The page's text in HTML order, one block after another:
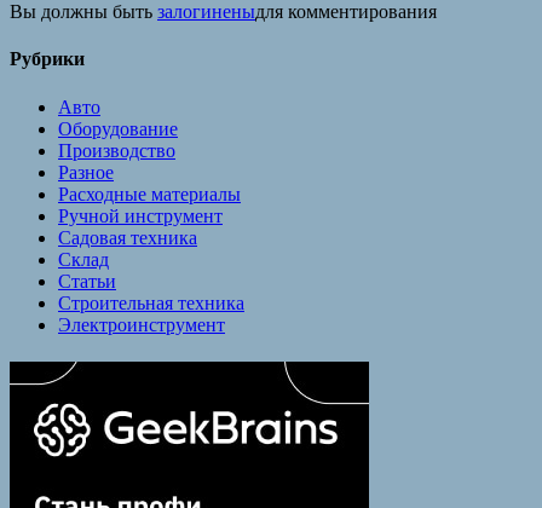
Вы должны быть залогиненыдля комментирования
Рубрики
Авто
Оборудование
Производство
Разное
Расходные материалы
Ручной инструмент
Садовая техника
Склад
Статьи
Строительная техника
Электроинструмент